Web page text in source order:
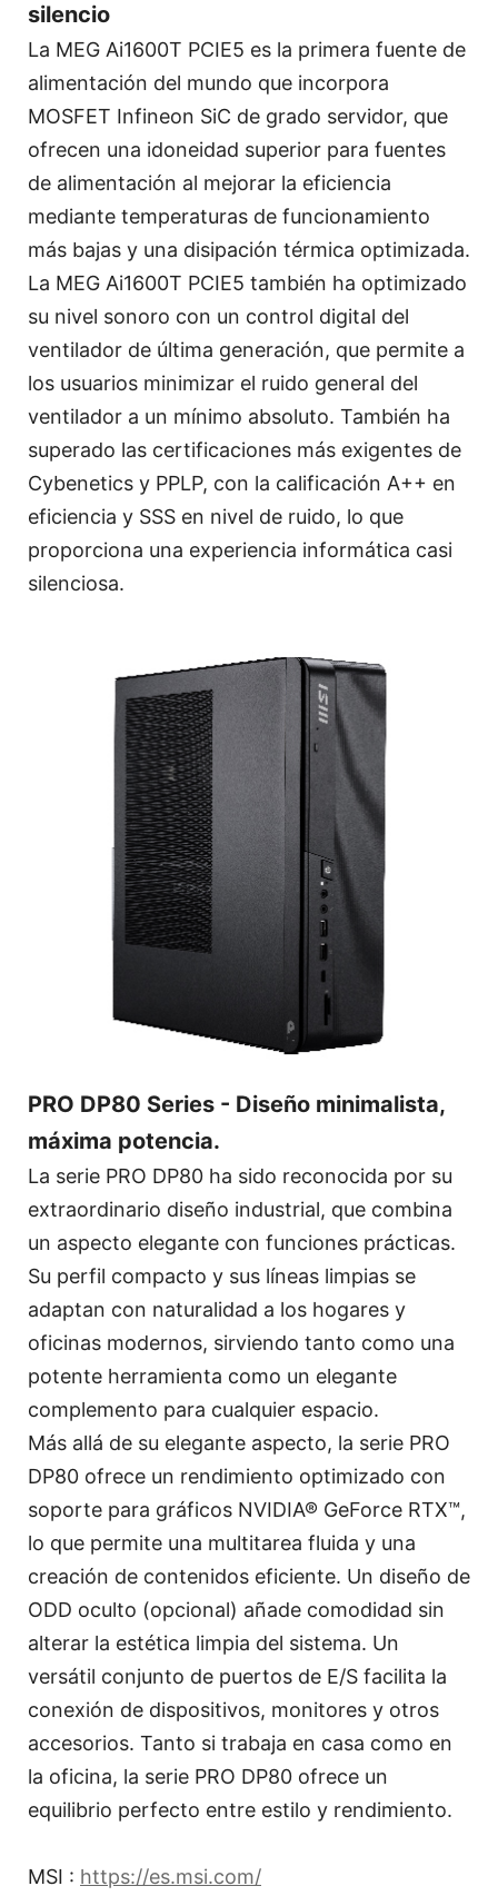
silencio
La MEG Ai1600T PCIE5 es la primera fuente de
alimentación del mundo que incorpora
MOSFET Infineon SiC de grado servidor, que
ofrecen una idoneidad superior para fuentes
de alimentación al mejorar la eficiencia
mediante temperaturas de funcionamiento
más bajas y una disipación térmica optimizada.
La MEG Ai1600T PCIE5 también ha optimizado
su nivel sonoro con un control digital del
ventilador de última generación, que permite a
los usuarios minimizar el ruido general del
ventilador a un mínimo absoluto. También ha
superado las certificaciones más exigentes de
Cybenetics y PPLP, con la calificación A++ en
eficiencia y SSS en nivel de ruido, lo que
proporciona una experiencia informática casi
silenciosa.
PRO DP80 Series - Diseño minimalista,
máxima potencia.
La serie PRO DP80 ha sido reconocida por su
extraordinario diseño industrial, que combina
un aspecto elegante con funciones prácticas.
Su perfil compacto y sus líneas limpias se
adaptan con naturalidad a los hogares y
oficinas modernos, sirviendo tanto como una
potente herramienta como un elegante
complemento para cualquier espacio.
Más allá de su elegante aspecto, la serie PRO
DP80 ofrece un rendimiento optimizado con
soporte para gráficos NVIDIA® GeForce RTX™,
lo que permite una multitarea fluida y una
creación de contenidos eficiente. Un diseño de
ODD oculto (opcional) añade comodidad sin
alterar la estética limpia del sistema. Un
versátil conjunto de puertos de E/S facilita la
conexión de dispositivos, monitores y otros
accesorios. Tanto si trabaja en casa como en
la oficina, la serie PRO DP80 ofrece un
equilibrio perfecto entre estilo y rendimiento.
MSI : https://es.msi.com/